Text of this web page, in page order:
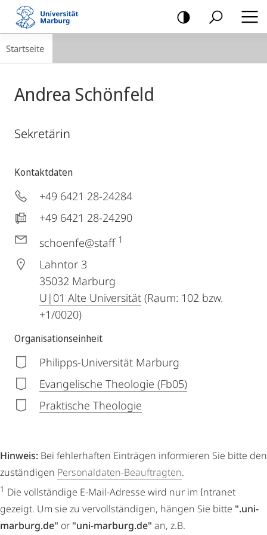
Mobile-
Navigation
Navigation
Startseite
Andrea Schönfeld
Sekretärin
Kontaktdaten
+49 6421 28-24284
+49 6421 28-24290
schoenfe@staff 1
Lahntor 3
35032 Marburg
U|01 Alte Universität (Raum: 102 bzw.
+1/0020)
Organisationseinheit
Philipps-Universität Marburg
Evangelische Theologie (Fb05)
Praktische Theologie
Hinweis: Bei fehlerhaften Einträgen informieren Sie bitte den
zuständigen Personaldaten-Beauftragten.
1 Die vollständige E-Mail-Adresse wird nur im Intranet
gezeigt. Um sie zu vervollständigen, hängen Sie bitte ".uni-
marburg.de" or "uni-marburg.de" an, z.B.